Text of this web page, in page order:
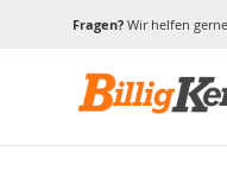
Fragen?Wir helfen